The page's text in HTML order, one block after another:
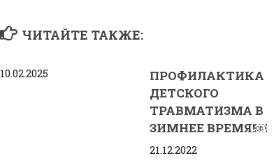
ЧИТАЙТЕ ТАКЖЕ:
10.02.2025
ПРОФИЛАКТИКА
ДЕТСКОГО
ТРАВМАТИЗМА В
ЗИМНЕЕ ВРЕМЯ!￼
21.12.2022